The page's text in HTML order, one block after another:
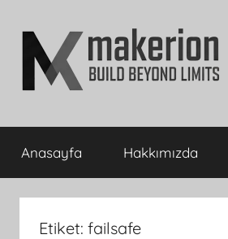
atla
makerion
Blog
Beyond
Limits
Anasayfa Hakkımızda
Etiket: failsafe